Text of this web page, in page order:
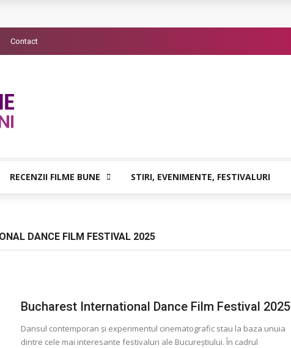
– Generatia care poate vindeca
minor – Dor de Kafka
Contact
RECENZII FILME BUNE STIRI, EVENIMENTE, FESTIVALURI
DANCE FILM FESTIVAL 2025
Bucharest International Dance Film Festival 2025
Dansul contemporan și experimentul cinematografic stau la baza unuia
dintre cele mai interesante festivaluri ale Bucureștiului. În cadrul